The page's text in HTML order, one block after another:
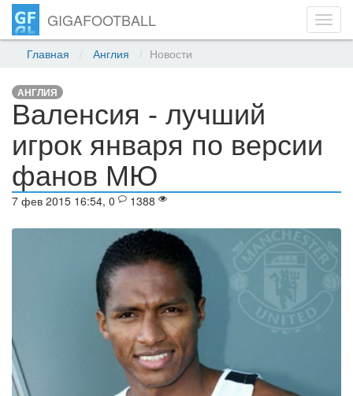
GIGAFOOTBALL
Главная Англия Новости
АНГЛИЯ
Валенсия - лучший
игрок января по версии
фанов МЮ
7 фев 2015 16:54, 0 1388